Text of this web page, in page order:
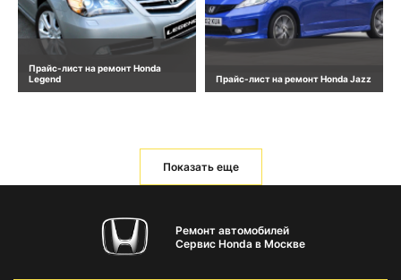
Прайс-лист на ремонт Honda
Legend
Прайс-лист на ремонт Honda Jazz
Показать еще
Ремонт автомобилей
Сервис Honda в Москве